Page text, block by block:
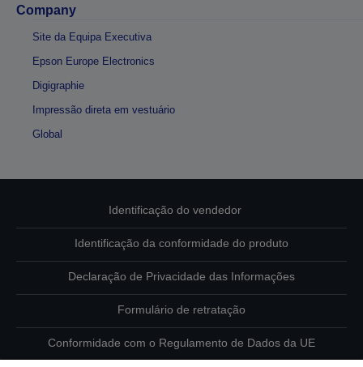
Company
Site da Equipa Executiva
Epson Europe Electronics
Digigraphie
Impressão direta em vestuário
Global
Identificação do vendedor
Identificação da conformidade do produto
Declaração de Privacidade das Informações
Formulário de retratação
Conformidade com o Regulamento de Dados da UE